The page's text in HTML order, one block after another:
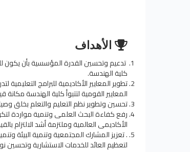
الأهداف
تدعيم وتحسين القدرة المؤسسية بأن يكون
كلية الهندسة.
تطوير المعايير الأكاديمية للبرامج
المعايير القومية لتتبوأ كلية الهندسة
تحسين وتطوير نظم التعليم والتعلم بخلق
رفع كفاءة البحث العلمى وتنمية مواردة
الأكاديمى العالمية وملتزمة أشد الالتزام
. تعزيز المشارك المجتمعية وتنمية البيئة
لتعظيم العائد للخدمات الاستشارية وتحسين